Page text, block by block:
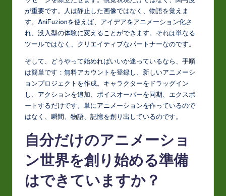
が重要です。人は静止した画像ではなく、物語を覚えま
す。AniFuzionを使えば、アイデアをアニメーション化さ
れ、没入型の体験に変えることができます。それは単なる
ツールではなく、クリエイティブなパートナーなのです。
そして、どうやって始めればいいか迷っているなら、手順
は簡単です：無料アカウントを登録し、新しいアニメーシ
ョンプロジェクトを作成。キャラクターをドラッグイン
し、アクションを追加、ボイスオーバーを同期、エクスポ
ートするだけです。単にアニメーションを作っているので
はなく、瞬間、物語、記憶を創り出しているのです。
自分だけのアニメーショ
ン世界を創り始める準備
はできていますか？